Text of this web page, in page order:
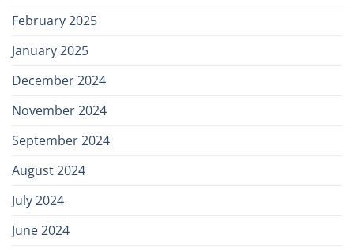
February 2025
January 2025
December 2024
November 2024
September 2024
August 2024
July 2024
June 2024